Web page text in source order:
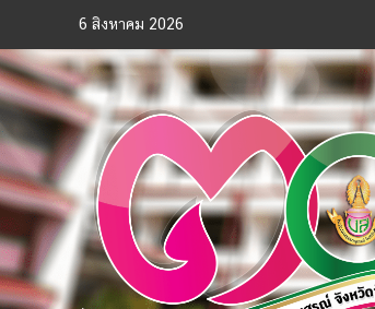
content
6 สิงหาคม 2026